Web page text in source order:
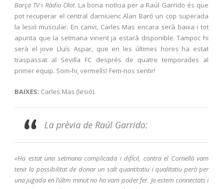
Barça TVi Ràdio Olot. La bona notícia per a Raúl Garrido és que
pot recuperar el central darniuenc Alan Baró un cop superada
la lesió muscular. En canvi, Carles Mas encara serà baixa i tot
apunta que la setmana vinent ja estarà disponible. Tampoc hi
serà el jove Lluís Aspar, que en les últimes hores ha estat
traspassat al Sevilla FC després de quatre temporades al
primer equip. Som-hi, vermells! Fem-nos sentir!
BAIXES: Carles Mas (lesió).
La prèvia de Raúl Garrido:
«Ha estat una setmana complicada i difícil, contra el Cornellà vam
tenir la possibilitat de donar un salt quantitatiu i qualitatiu però per
una jugada en l’últm minut no ho vam poder fer. Ja estem connectats i